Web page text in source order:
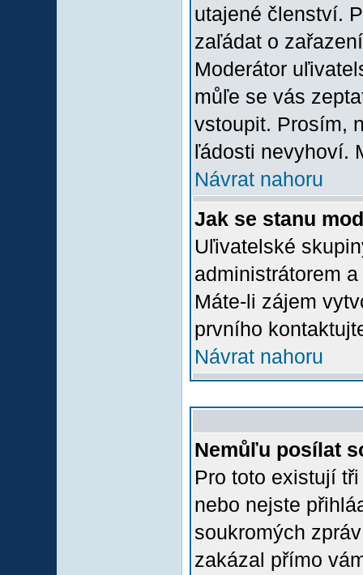
utajené členství.
zaľádat o
Moderátor
můľe se vás
vstoupit. Prosím,
ľádosti nevyhoví.
Návrat nahoru
Jak se stanu
Uľivatelské
administrátorem
Máte-li zájem
prvního
Návrat nahoru
Nemůľu posílat
Pro toto existují
nebo nejste
soukromých
zakázal přímo